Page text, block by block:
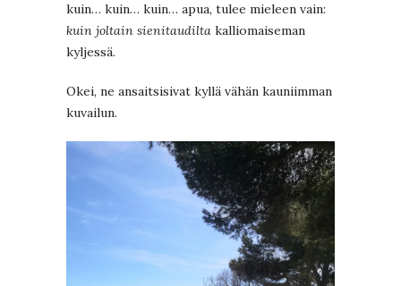
kuin… kuin… kuin… apua, tulee mieleen vain:
kuin joltain sienitaudilta kalliomaiseman
kyljessä.
Okei, ne ansaitsisivat kyllä vähän kauniimman
kuvailun.